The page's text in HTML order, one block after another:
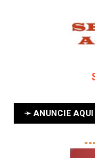
➛ ANUNCIE AQUI